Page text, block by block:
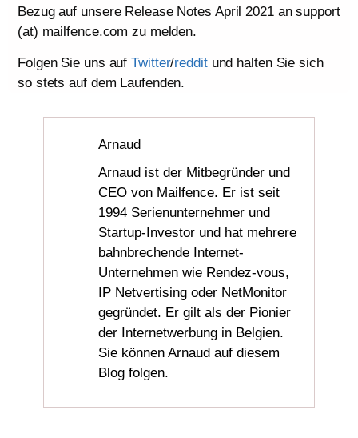
Bezug auf unsere Release Notes April 2021 an support
(at) mailfence.com zu melden.
Folgen Sie uns aufTwitter/redditund halten Sie sich
so stets auf dem Laufenden.
Arnaud
Arnaud ist der Mitbegründer und
CEO von Mailfence. Er ist seit
1994 Serienunternehmer und
Startup-Investor und hat mehrere
bahnbrechende Internet-
Unternehmen wie Rendez-vous,
IP Netvertising oder NetMonitor
gegründet. Er gilt als der Pionier
der Internetwerbung in Belgien.
Sie können Arnaud auf diesem
Blog folgen.